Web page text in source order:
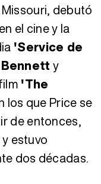
Missouri, debutó
el cine y la
'Service de
y
'The
los que Price se
de entonces,
estuvo
dos décadas.